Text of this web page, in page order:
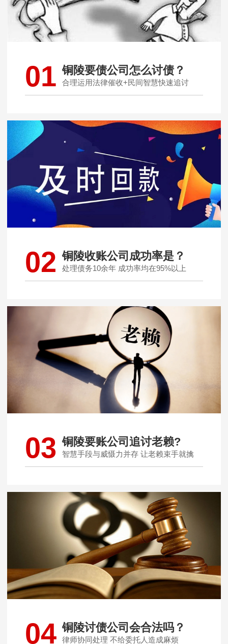
01 铜陵要债公司怎么讨债？
合理运用法律催收+民间智慧快速追讨
02 铜陵收账公司成功率是？
处理债务10余年 成功率均在95%以上
03 铜陵要账公司追讨老赖?
智慧手段与威慑力并存 让老赖束手就擒
04 铜陵讨债公司会合法吗？
律师协同处理 不给委托人造成麻烦